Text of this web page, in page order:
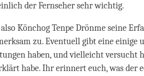
der Fernseher sehr wichtig.
Könchog Tenpe Drönme seine
zu. Eventuell gibt eine einige
haben, und vielleicht versucht
habe. Ihr erinnert euch, was der